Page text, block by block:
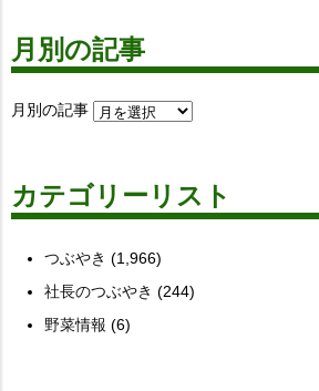
月別の記事
月別の記事
カテゴリーリスト
つぶやき (1,966)
社長のつぶやき (244)
野菜情報 (6)